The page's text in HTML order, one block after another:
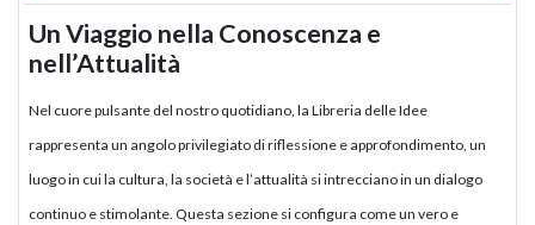
Un Viaggio nella Conoscenza e
nell’Attualità
Nel cuore pulsante del nostro quotidiano, la Libreria delle Idee
rappresenta un angolo privilegiato di riflessione e approfondimento, un
luogo in cui la cultura, la società e l’attualità si intrecciano in un dialogo
continuo e stimolante. Questa sezione si configura come un vero e